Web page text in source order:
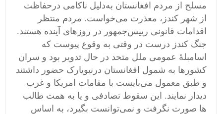
مسلح از مردم افغانستان به‌دلیل ناکامی درحفاظت
از شهر کندز، معذرت می‌خواست. مردم منتظر
اقدامات قانونی رییس‌جمهور در روزهای آینده هستند.
جنگ کندز درست در وقتی به وقوع پیوست که
اسامبلۀ عمومی ملل متحد در حال تدویر بود و سران
کشورها به شمول افغانستان درنیویارک حضور داشتند
و طبق معمول می‌بایست با مقامات امریکا و غرب
دیدار نمایند. این سقوط تصادفی و یا به همت طالب
ها صورت نگرفت و نمی‌توانست بگیرد، به اساس